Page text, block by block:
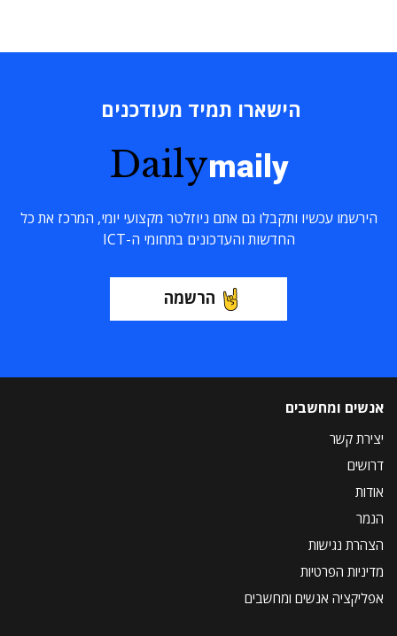
הישארו תמיד מעודכנים
Dailymaily
הירשמו עכשיו ותקבלו גם אתם ניוזלטר מקצועי יומי, המרכז את כל
החדשות והעדכונים בתחומי ה-ICT
הרשמה
אנשים ומחשבים
יצירת קשר
דרושים
אודות
הנמר
הצהרת נגישות
מדיניות הפרטיות
אפליקציה אנשים ומחשבים